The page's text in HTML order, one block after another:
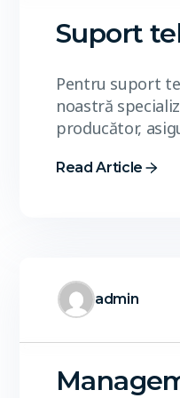
Suport
Pentru suport
noastră
producător,
Read Article
admin